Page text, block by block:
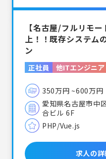
【名古屋/フルリモ
上！！既存システム
ン
正社員 他ITエンジニア
350万円 ~600万円
愛知県名古屋市中
合ビル 6F
PHP Vue.js
求人の